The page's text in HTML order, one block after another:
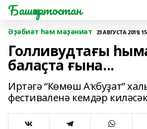
Башҡортостан
Әҙәбиәт һәм мәҙәниәт 23 АВГУСТА 2019,
Голливудтағы
балаҫта ғына...
Иртәгә “Көмөш Аҡбуҙат”
фестиваленә кемдәр